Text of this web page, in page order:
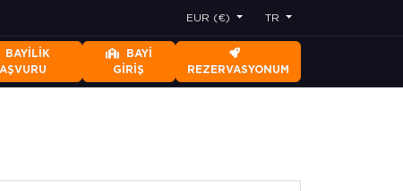
EUR (€) TR
BAYILIK
BAYI
GIRIŞ
REZERVASYONUM